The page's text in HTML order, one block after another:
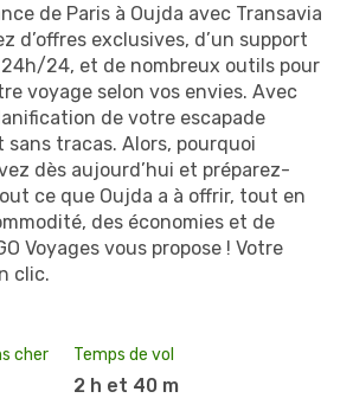
de Paris à Oujda avec Transavia
d’offres exclusives, d’un support
24, et de nombreux outils pour
voyage selon vos envies. Avec
de votre escapade
sans tracas. Alors, pourquoi
dès aujourd’hui et préparez-
ce que Oujda a à offrir, tout en
des économies et de
Voyages vous propose ! Votre
clic.
cher Temps de vol
2 h et 40 m